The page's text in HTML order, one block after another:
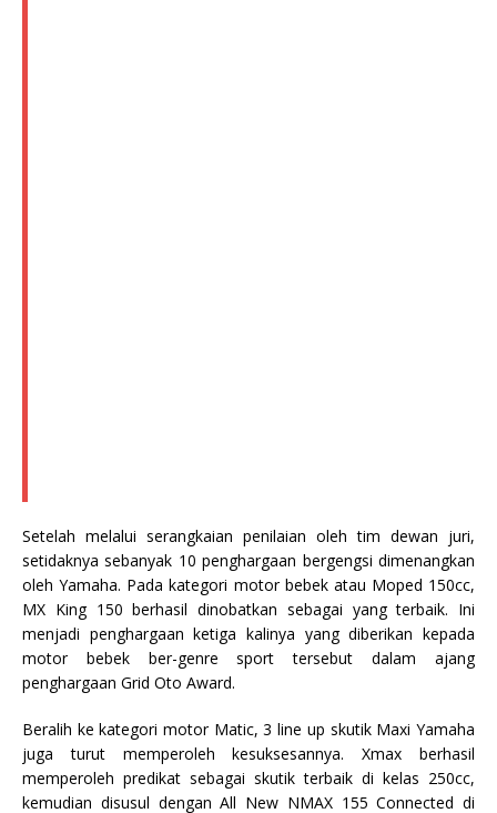
Setelah melalui serangkaian penilaian oleh tim dewan juri,
setidaknya sebanyak 10 penghargaan bergengsi dimenangkan
oleh Yamaha. Pada kategori motor bebek atau Moped 150cc,
MX King 150 berhasil dinobatkan sebagai yang terbaik. Ini
menjadi penghargaan ketiga kalinya yang diberikan kepada
motor bebek ber-genre sport tersebut dalam ajang
penghargaan Grid Oto Award.
Beralih ke kategori motor Matic, 3 line up skutik Maxi Yamaha
juga turut memperoleh kesuksesannya. Xmax berhasil
memperoleh predikat sebagai skutik terbaik di kelas 250cc,
kemudian disusul dengan All New NMAX 155 Connected di